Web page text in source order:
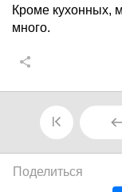
Кроме кухонных,
много.
Поделиться